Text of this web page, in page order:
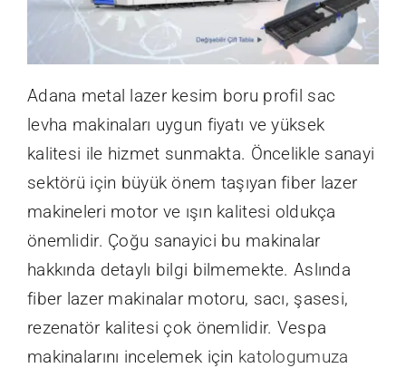
Adana metal lazer kesim boru profil sac
levha makinaları uygun fiyatı ve yüksek
kalitesi ile hizmet sunmakta. Öncelikle sanayi
sektörü için büyük önem taşıyan fiber lazer
makineleri motor ve ışın kalitesi oldukça
önemlidir. Çoğu sanayici bu makinalar
hakkında detaylı bilgi bilmemekte. Aslında
fiber lazer makinalar motoru, sacı, şasesi,
rezenatör kalitesi çok önemlidir. Vespa
makinalarını incelemek için katologumuza